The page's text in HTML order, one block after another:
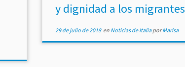
y dignidad a los migrantes
29 de julio de 2018en Noticias de ItaliaporMarisa